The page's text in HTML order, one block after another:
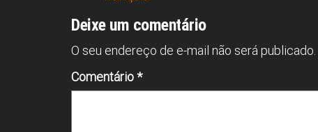
p
Deixe um comentário
O seu endereço de e-mail não será publicado.
Comentário*